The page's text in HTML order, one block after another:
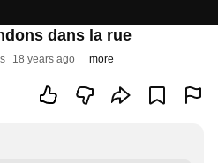
dans la rue
18 years ago more